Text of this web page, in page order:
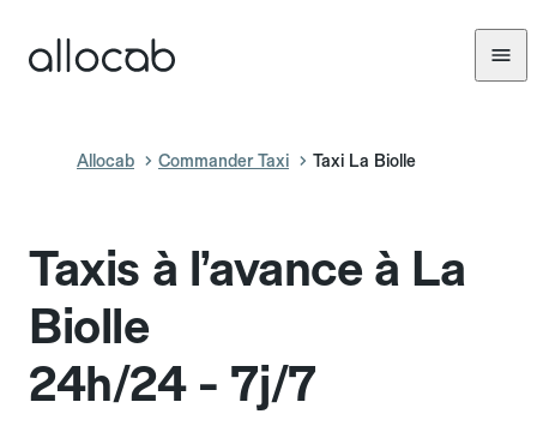
Allocab Commander Taxi Taxi La Biolle
Taxis à l’avance à La
Biolle
24h/24 - 7j/7